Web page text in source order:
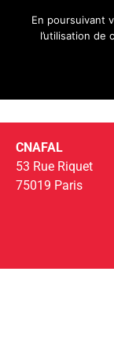
CNAFAL
53 Rue Riquet
75019 Paris
En poursuivant
l’utilisation de